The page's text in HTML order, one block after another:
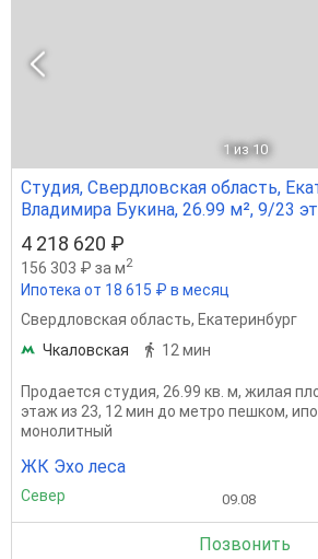
1 из 10
Студия, Свердловская область,
Владимира Букина, 26.99 м², 9/23
4 218 620 ₽
156 303 ₽ за м2
Ипотека от 18 615 ₽ в месяц
Свердловская область, Екатеринбург
Чкаловская
12 мин
Продается студия, 26.99 кв. м, жилая
этаж из 23, 12 мин до метро пешком,
монолитный
ЖК Эхо леса
Север 09.08
Позвонить